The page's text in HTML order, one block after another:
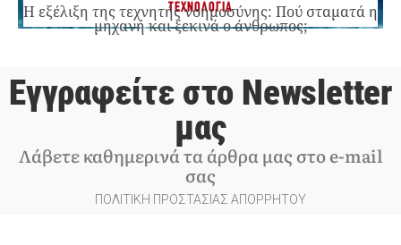
ΤΕΧΝΟΛΟΓΙΑ
Η εξέλιξη της τεχνητής νοημοσύνης: Πού σταματά η
μηχανή και ξεκινά ο άνθρωπος;
Εγγραφείτε στο Newsletter
μας
Λάβετε καθημερινά τα άρθρα μας στο e-mail
σας
ΠΟΛΙΤΙΚΗ ΠΡΟΣΤΑΣΙΑΣ ΑΠΟΡΡΗΤΟΥ